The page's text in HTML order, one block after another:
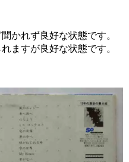
かれず良好な状態です。
ますが良好な状態です。